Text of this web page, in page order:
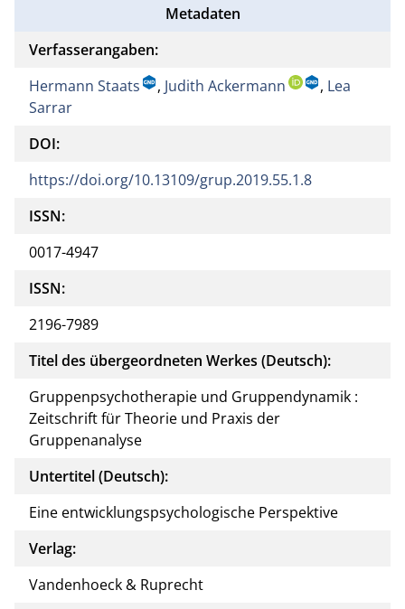
Metadaten
Verfasserangaben:
Hermann Staats
, Judith Ackermann , Lea
Sarrar
DOI:
https://doi.org/10.13109/grup.2019.55.1.8
ISSN:
0017-4947
ISSN:
2196-7989
Titel des übergeordneten Werkes (Deutsch):
Gruppenpsychotherapie und Gruppendynamik :
Zeitschrift für Theorie und Praxis der
Gruppenanalyse
Untertitel (Deutsch):
Eine entwicklungspsychologische Perspektive
Verlag:
Vandenhoeck & Ruprecht